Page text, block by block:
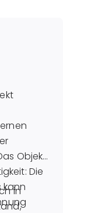
Objekt
Die
in